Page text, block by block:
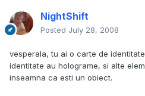
NightShift
Posted July 28, 2008
vesperala, tu ai o carte de
identitate au holograme, si alte
inseamna ca esti un obiect.